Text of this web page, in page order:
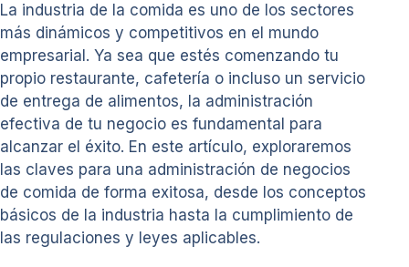
La industria de la comida es uno de los sectores
más dinámicos y competitivos en el mundo
empresarial. Ya sea que estés comenzando tu
propio restaurante, cafetería o incluso un servicio
de entrega de alimentos, la administración
efectiva de tu negocio es fundamental para
alcanzar el éxito. En este artículo, exploraremos
las claves para una administración de negocios
de comida de forma exitosa, desde los conceptos
básicos de la industria hasta la cumplimiento de
las regulaciones y leyes aplicables.